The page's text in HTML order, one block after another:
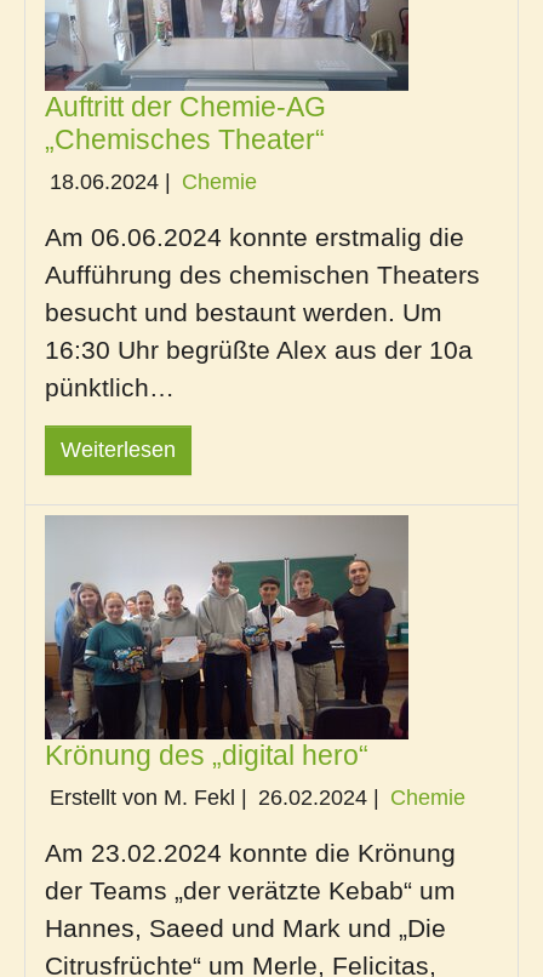
Auftritt der Chemie-AG
„Chemisches Theater“
18.06.2024 Chemie
Am 06.06.2024 konnte erstmalig die
Aufführung des chemischen Theaters
besucht und bestaunt werden. Um
16:30 Uhr begrüßte Alex aus der 10a
pünktlich…
Weiterlesen
Krönung des „digital hero“
Erstellt von M. Fekl | 26.02.2024 Chemie
Am 23.02.2024 konnte die Krönung
der Teams „der verätzte Kebab“ um
Hannes, Saeed und Mark und „Die
Citrusfrüchte“ um Merle, Felicitas,